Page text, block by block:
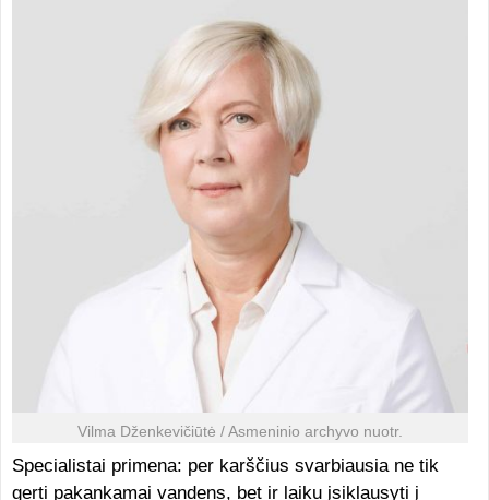
Vilma Dženkevičiūtė / Asmeninio archyvo nuotr.
Specialistai primena: per karščius svarbiausia ne tik
gerti pakankamai vandens, bet ir laiku įsiklausyti į